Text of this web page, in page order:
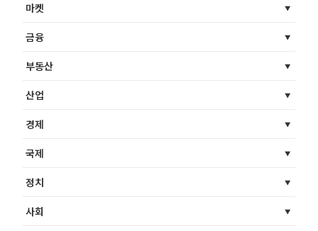
마켓
금융
부동산
산업
경제
국제
정치
사회